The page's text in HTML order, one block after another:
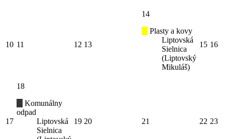
10 11 12 13
14
Plasty a kovy
Liptovská
Sielnica
(Liptovský
Mikuláš)
15 16
17
18
Komunálny
odpad
Liptovská
Sielnica
19 20 21 22 23